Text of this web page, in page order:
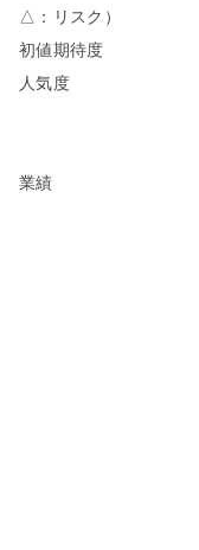
△：リスク）
初値期待度
人気度
業績